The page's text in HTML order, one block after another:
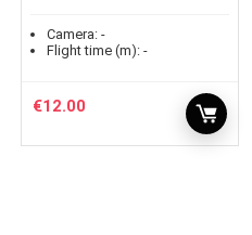
Camera: -
Flight time (m): -
€12.00